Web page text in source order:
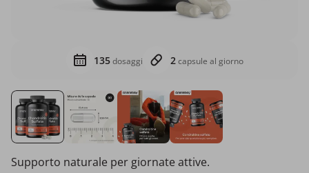
135dosaggi 2capsule al giorno
Supporto naturale per giornate attive.